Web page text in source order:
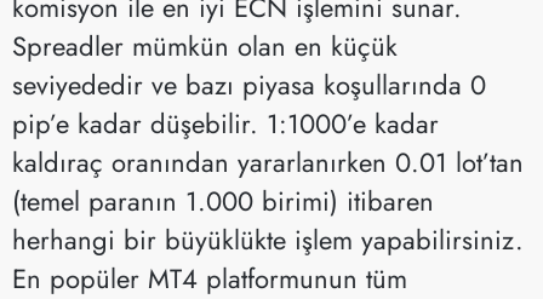
Spreadler mümkün olan en küçük
seviyededir ve bazı piyasa koşullarında 0
pip’e kadar düşebilir. 1:1000’e kadar
kaldıraç oranından yararlanırken 0.01 lot’tan
(temel paranın 1.000 birimi) itibaren
herhangi bir büyüklükte işlem yapabilirsiniz.
En popüler MT4 platformunun tüm